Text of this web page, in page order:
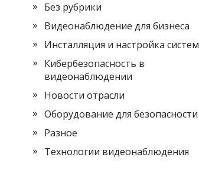
Без рубрики
Видеонаблюдение для бизнеса
Инсталляция и настройка систем
Кибербезопасность в
видеонаблюдении
Новости отрасли
Оборудование для безопасности
Разное
Технологии видеонаблюдения